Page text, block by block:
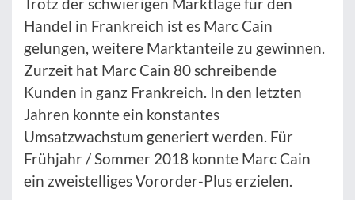
Handel in Frankreich ist es Marc Cain
gelungen, weitere Marktanteile zu gewinnen.
Zurzeit hat Marc Cain 80 schreibende
Kunden in ganz Frankreich. In den letzten
Jahren konnte ein konstantes
Umsatzwachstum generiert werden. Für
Frühjahr / Sommer 2018 konnte Marc Cain
ein zweistelliges Vororder-Plus erzielen.